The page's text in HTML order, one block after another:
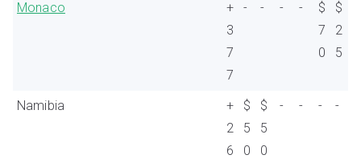
Monaco
+
3
7
7
- - - -
$
7
0
$
2
5
Namibia
+
2
6
$
5
0
$
5
0
- - - -